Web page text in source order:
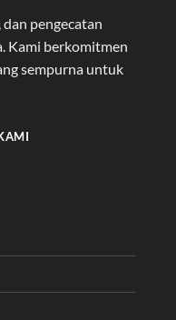
pengecatan
. Kami berkomitmen
sempurna untuk